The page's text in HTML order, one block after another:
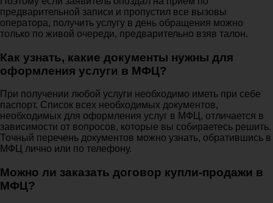
предварительной записи и пропустил все вызовы
оператора, получить услугу в день обращения можно
только по живой очереди, предварительно взяв талон.
Как узнать, какие документы нужны для
оформления услуги в МФЦ?
При получении любой услуги необходимо иметь при себе
паспорт. Список всех необходимых документов,
необходимых для оформления услуг в МФЦ, отличается в
зависимости от вопросов, которые вы собираетесь решить.
Точный перечень документов можно узнать, обратившись в
МФЦ лично или по телефону.
Можно ли заказать договор купли-продажи в
МФЦ?